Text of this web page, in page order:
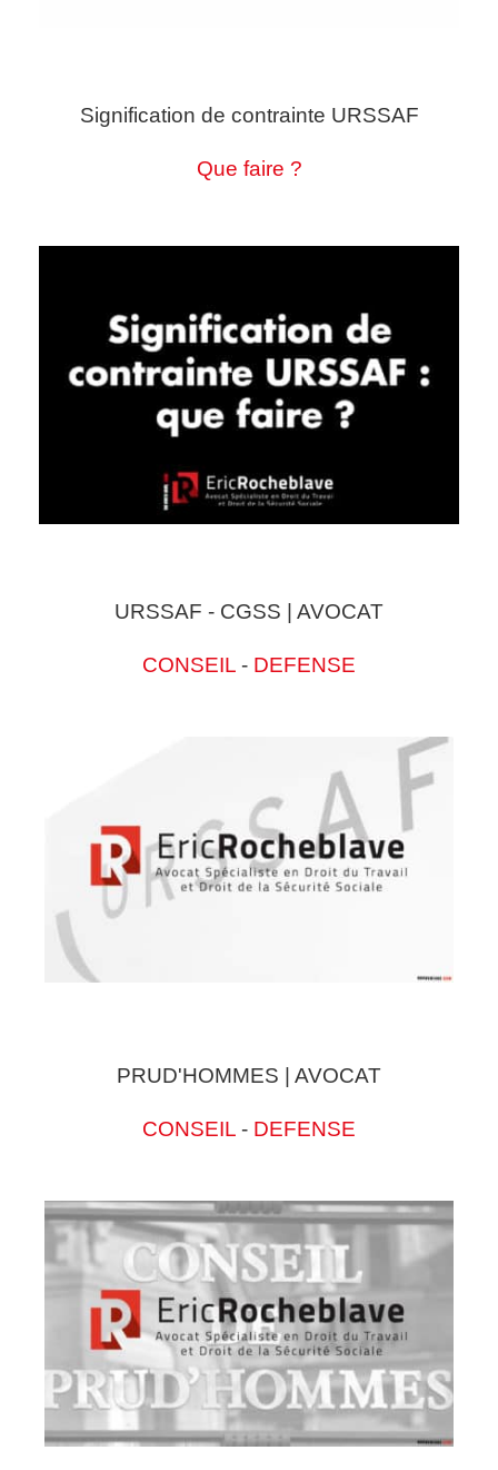
Signification de contrainte URSSAF
Que faire ?
URSSAF - CGSS | AVOCAT
CONSEIL - DEFENSE
PRUD'HOMMES | AVOCAT
CONSEIL - DEFENSE